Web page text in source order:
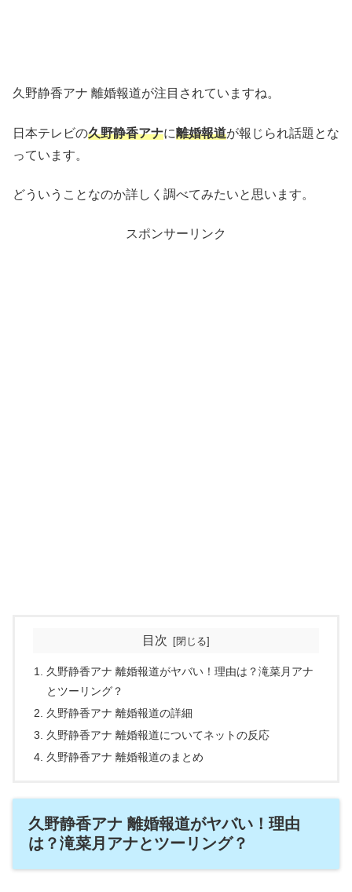
久野静香アナ 離婚報道が注目されていますね。
日本テレビの久野静香アナに離婚報道が報じられ話題とな
っています。
どういうことなのか詳しく調べてみたいと思います。
スポンサーリンク
目次
久野静香アナ 離婚報道がヤバい！理由は？滝菜月アナ
とツーリング？
久野静香アナ 離婚報道の詳細
久野静香アナ 離婚報道についてネットの反応
久野静香アナ 離婚報道のまとめ
久野静香アナ 離婚報道がヤバい！理由
は？滝菜月アナとツーリング？